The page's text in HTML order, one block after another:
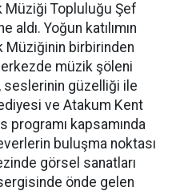
Müziği Topluluğu Şef
aldı. Yoğun katılımın
Müziğinin birbirinden
müzik şöleni
seslerinin güzelliği ile
ve Atakum Kent
programı kapsamında
buluşma noktası
görsel sanatları
önde gelen